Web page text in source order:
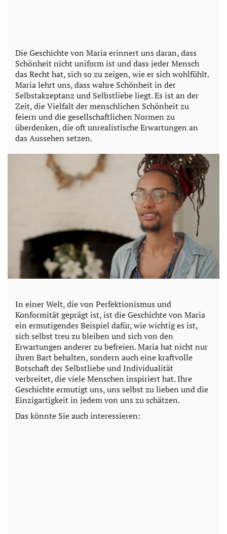
Die Geschichte von Maria erinnert uns daran, dass
Schönheit nicht uniform ist und dass jeder Mensch
das Recht hat, sich so zu zeigen, wie er sich wohlfühlt.
Maria lehrt uns, dass wahre Schönheit in der
Selbstakzeptanz und Selbstliebe liegt. Es ist an der
Zeit, die Vielfalt der menschlichen Schönheit zu
feiern und die gesellschaftlichen Normen zu
überdenken, die oft unrealistische Erwartungen an
das Aussehen setzen.
In einer Welt, die von Perfektionismus und
Konformität geprägt ist, ist die Geschichte von Maria
ein ermutigendes Beispiel dafür, wie wichtig es ist,
sich selbst treu zu bleiben und sich von den
Erwartungen anderer zu befreien. Maria hat nicht nur
ihren Bart behalten, sondern auch eine kraftvolle
Botschaft der Selbstliebe und Individualität
verbreitet, die viele Menschen inspiriert hat. Ihre
Geschichte ermutigt uns, uns selbst zu lieben und die
Einzigartigkeit in jedem von uns zu schätzen.
Das könnte Sie auch interessieren: